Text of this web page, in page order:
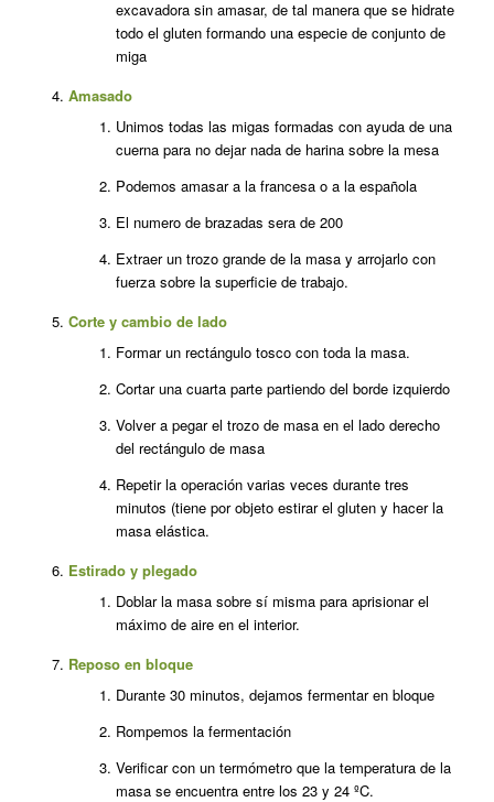
excavadora sin amasar, de tal manera que se hidrate
todo el gluten formando una especie de conjunto de
miga
Amasado
Unimos todas las migas formadas con ayuda de una
cuerna para no dejar nada de harina sobre la mesa
Podemos amasar a la francesa o a la española
El numero de brazadas sera de 200
Extraer un trozo grande de la masa y arrojarlo con
fuerza sobre la superficie de trabajo.
Corte y cambio de lado
Formar un rectángulo tosco con toda la masa.
Cortar una cuarta parte partiendo del borde izquierdo
Volver a pegar el trozo de masa en el lado derecho
del rectángulo de masa
Repetir la operación varias veces durante tres
minutos (tiene por objeto estirar el gluten y hacer la
masa elástica.
Estirado y plegado
Doblar la masa sobre sí misma para aprisionar el
máximo de aire en el interior.
Reposo en bloque
Durante 30 minutos, dejamos fermentar en bloque
Rompemos la fermentación
Verificar con un termómetro que la temperatura de la
masa se encuentra entre los 23 y 24 ºC.